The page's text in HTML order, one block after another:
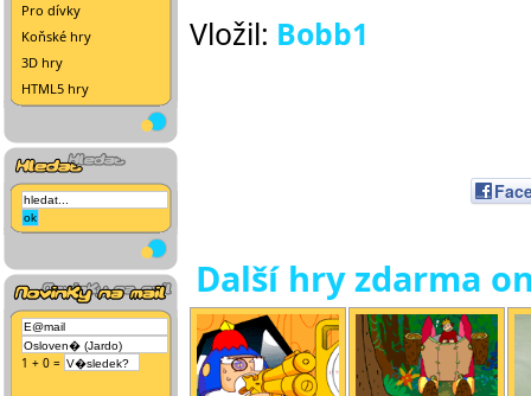
Pro dívky
Koňské hry
3D hry
HTML5 hry
1 + 0 =
Vložil: Bobb1
Další hry zdarma